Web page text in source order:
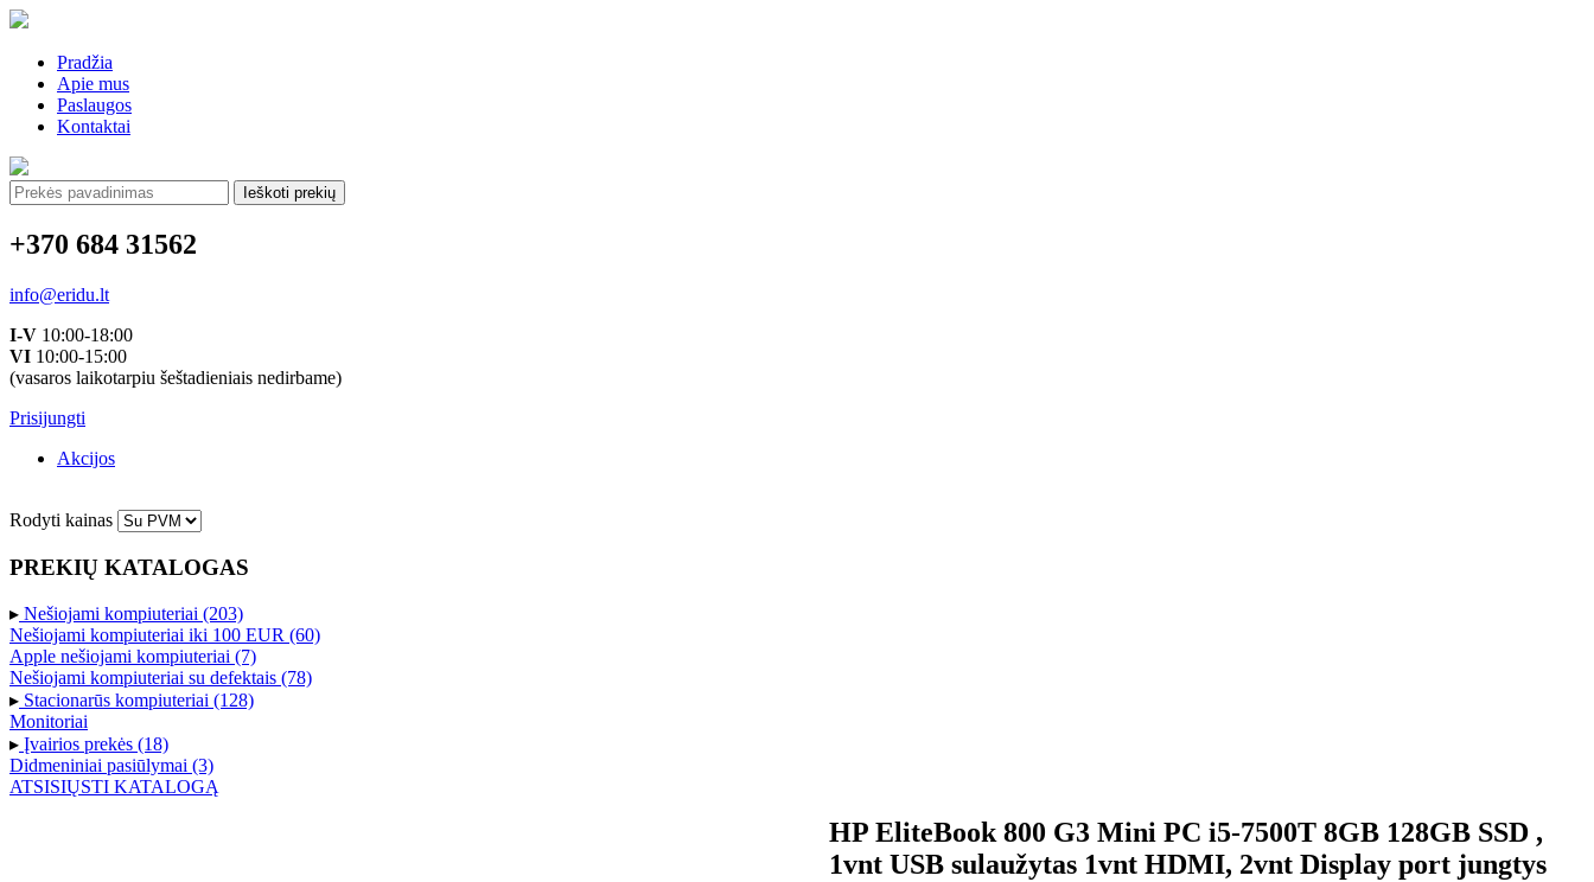
Pradžia
Apie mus
Paslaugos
Kontaktai
Ieškoti:
+370 684 31562
info@eridu.lt
I-V 10:00-18:00
VI 10:00-15:00
(vasaros laikotarpiu šeštadieniais nedirbame)
Prisijungti
Akcijos
Rodyti kainas
PREKIŲ KATALOGAS
▸ Nešiojami kompiuteriai (203)
Nešiojami kompiuteriai iki 100 EUR (60)
Apple nešiojami kompiuteriai (7)
Nešiojami kompiuteriai su defektais (78)
▸ Stacionarūs kompiuteriai (128)
Monitoriai
▸ Įvairios prekės (18)
Didmeniniai pasiūlymai (3)
ATSISIŲSTI KATALOGĄ
HP EliteBook 800 G3 Mini PC i5-7500T 8GB 128GB SSD ,
1vnt USB sulaužytas 1vnt HDMI, 2vnt Display port jungtys